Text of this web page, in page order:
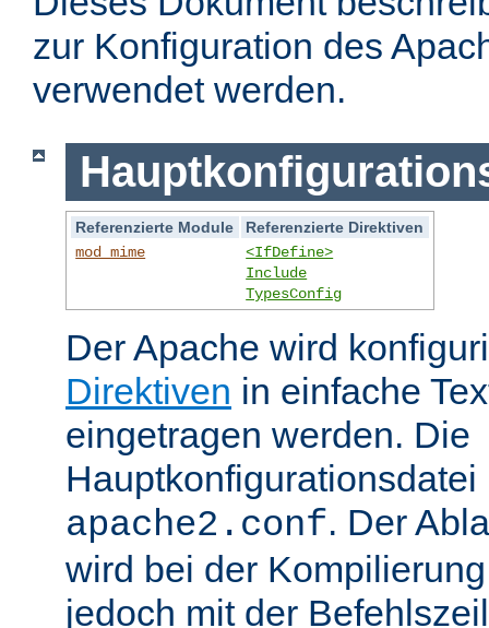
zur Konfiguration des
verwendet werden.
Referenzierte Module
Referenzierte Direktiven
mod_mime
<IfDefine>
Include
TypesConfig
Der Apache wird
Direktiven in einfache
eingetragen werden. Die
apache2.conf. Der
wird bei der
jedoch mit der